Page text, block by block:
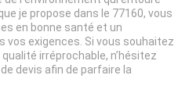
je propose dans le 77160, vous
en bonne santé et un
exigences. Si vous souhaitez
irréprochable, n’hésitez
devis afin de parfaire la